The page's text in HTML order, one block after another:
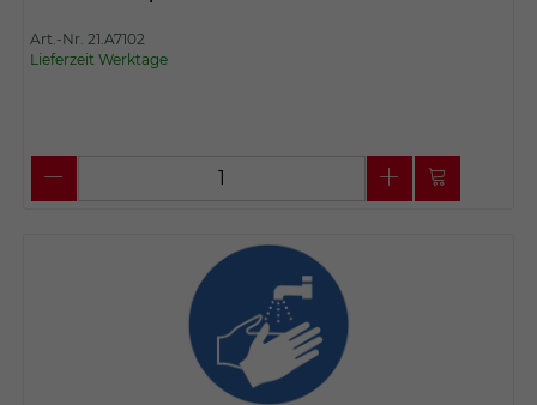
Art.-Nr. 21.A7102
Lieferzeit Werktage